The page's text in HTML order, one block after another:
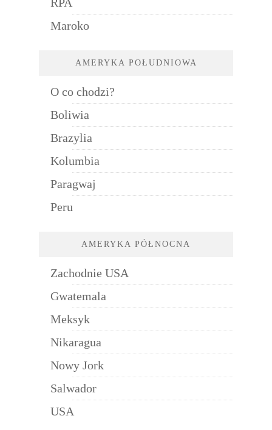
Maroko
AMERYKA POŁUDNIOWA
O co chodzi?
Boliwia
Brazylia
Kolumbia
Paragwaj
Peru
AMERYKA PÓŁNOCNA
Zachodnie USA
Gwatemala
Meksyk
Nikaragua
Nowy Jork
Salwador
USA